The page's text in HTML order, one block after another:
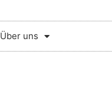
Über uns